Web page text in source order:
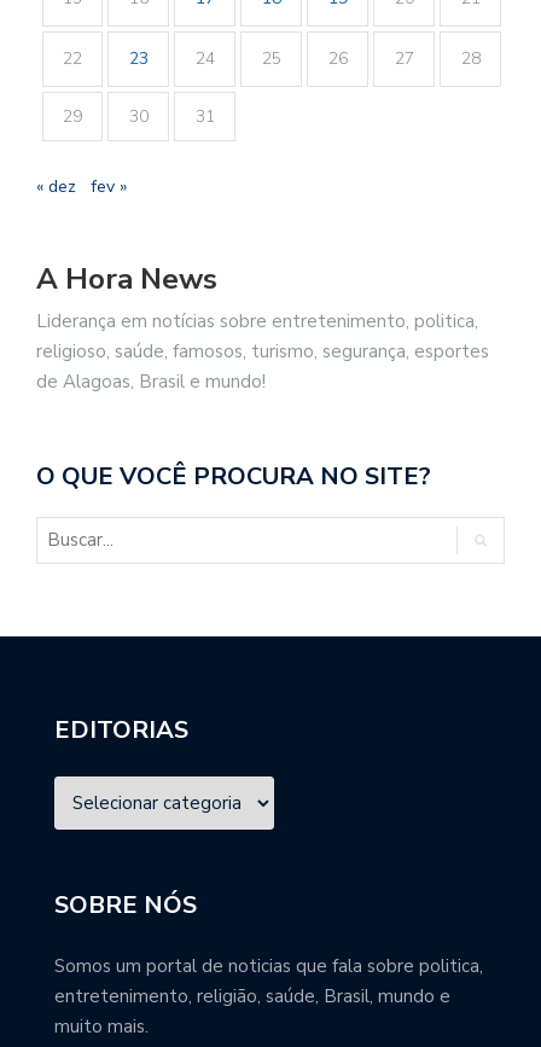
22 23 24 25 26 27 28
29 30 31
« dez fev »
A Hora News
Liderança em notícias sobre entretenimento, politica,
religioso, saúde, famosos, turismo, segurança, esportes
de Alagoas, Brasil e mundo!
O QUE VOCÊ PROCURA NO SITE?
EDITORIAS
SOBRE NÓS
Somos um portal de noticias que fala sobre politica,
entretenimento, religião, saúde, Brasil, mundo e
muito mais.